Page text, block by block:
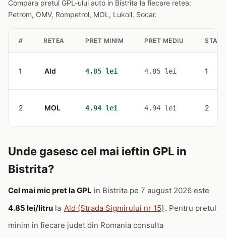
Compara pretul GPL-ului auto in Bistrita la fiecare retea:
Petrom, OMV, Rompetrol, MOL, Lukoil, Socar.
# RETEA PRET MINIM PRET MEDIU
1 Ald 4.85 lei 4.85 lei 1
2 MOL 4.94 lei 4.94 lei 2
Unde gasesc cel mai ieftin GPL in
Bistrita?
Cel mai mic pret la GPL in Bistrita pe 7 august 2026 este
4.85 lei/litru la Ald (Strada Sigmirului nr 15) . Pentru pretul
minim in fiecare judet din Romania consulta